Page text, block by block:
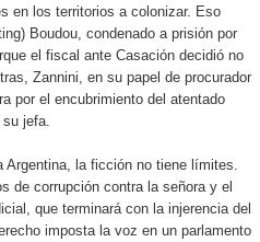
en los territorios a colonizar. Eso
Boudou, condenado a prisión por
el fiscal ante Casación decidió no
Zannini, en su papel de procurador
por el encubrimiento del atentado
jefa.
la ficción no tiene límites.
de corrupción contra la señora y el
que terminará con la injerencia del
imposta la voz en un parlamento